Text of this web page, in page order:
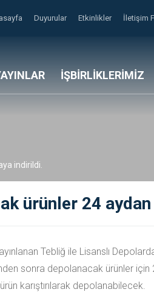
Duyurular Etkinlikler İletişim
İŞBİRLİKLERİMİZ
indirildi.
ürünler 24
Tebliğ ile Lisanslı
sonra depolanacak ürünler için
karıştırılarak depolanabilecek.